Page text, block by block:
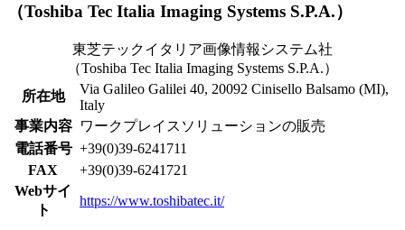
（Toshiba Tec Italia Imaging Systems S.P.A.）
東芝テックイタリア画像情報システム社
（Toshiba Tec Italia Imaging Systems S.P.A.）
所在地
Via Galileo Galilei 40, 20092 Cinisello Balsamo (MI),
Italy
事業内容
ワークプレイスソリューションの販売
電話番号 +39(0)39-6241711
FAX
+39(0)39-6241721
Webサイ
ト
https://www.toshibatec.it/